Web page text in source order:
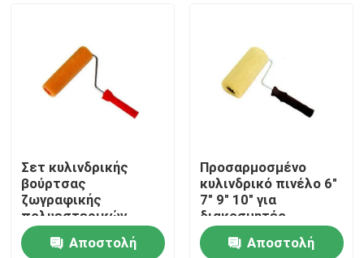
Αρχική Σελίδα
Προϊόντα
Σετ κυλινδρικής
βούρτσας
ζωγραφικής
πολυεστερικών
πλεκτών σπιτιών 6
ιντσών Αποστολή
Προσαρμοσμένο
κυλινδρικό πινέλο 6"
7" 9" 10" για
διακοσμητές
Αποστολή